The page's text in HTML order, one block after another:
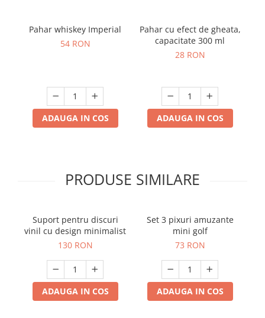
Pahar whiskey Imperial
54 RON
ADAUGA IN COS
Pahar cu efect de gheata,
capacitate 300 ml
28 RON
ADAUGA IN COS
PRODUSE SIMILARE
Suport pentru discuri
vinil cu design minimalist
130 RON
ADAUGA IN COS
Set 3 pixuri amuzante
mini golf
73 RON
ADAUGA IN COS